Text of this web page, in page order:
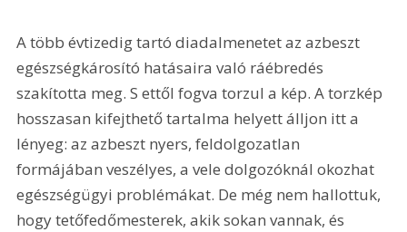
A több évtizedig tartó diadalmenetet az azbeszt
egészségkárosító hatásaira való ráébredés
szakította meg. S ettől fogva torzul a kép. A torzkép
hosszasan kifejthető tartalma helyett álljon itt a
lényeg: az azbeszt nyers, feldolgozatlan
formájában veszélyes, a vele dolgozóknál okozhat
egészségügyi problémákat. De még nem hallottuk,
hogy tetőfedőmesterek, akik sokan vannak, és